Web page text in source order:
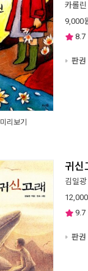
미리보기
카롤
9,000
8.7
판권
귀신
김일광
12,000
9.7
판권